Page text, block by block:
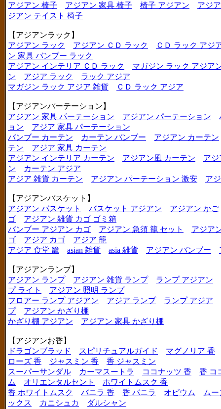
アジアン 椅子
アジアン 家具 椅子 椅子 アジアン
アジ
ジアン テイスト 椅子
【アジアンラック】
アジアン ラック
アジアン ＣＤ ラック
ＣＤ ラック アジ
ン 家具 バンブー ラック
アジアン インテリア ＣＤ ラック
マガジン ラック アジア
ン
アジア ラック
ラック アジア
マガジン ラック アジア 雑貨
ＣＤ ラック アジア
【アジアンパーテーション】
アジアン 家具 パーテーション
アジアン パーテーション
ョン
アジア 家具 パーテーション
バンブー カーテン
カーテン バンブー
アジアン カーテン
テン
アジア 家具 カーテン
アジアン インテリア カーテン
アジアン風 カーテン
アジ
ン
カーテン アジア
アジア 雑貨 カーテン
アジアン パーテーション 激安 ア
【アジアンバスケット】
アジアン バスケット
バスケット アジアン
アジアン かご
ゴ
アジアン 雑貨 カゴ ゴミ箱
バンブー アジアン カゴ
アジアン 急須 籠 セット
アジア
ゴ
アジア カゴ
アジア 籠
アジア 食堂 籠
asian 雑貨 asia 雑貨 アジアン バンブー
【アジアンランプ】
アジアン ランプ
アジアン 雑貨 ランプ
ランプ アジアン
プ ライト
アジアン 照明 ランプ
フロアー ランプ アジアン
アジア ランプ
ランプ アジア
プ
アジアン かざり棚
かざり棚 アジアン
アジアン 家具 かざり棚
【アジアンお香】
ドラゴンブラッド
スピリチュアルガイド
マグノリア 香
ローズ 香
ジャスミン 香
香 ジャスミン
スーパーサンダル
カーマスートラ ココナッツ 香
香 コ
ム
オリエンタルセント
ホワイトムスク 香
香 ホワイトムスク
バニラ 香 香 バニラ オピウム
ムー
ックス
カニシュカ ダルシャン